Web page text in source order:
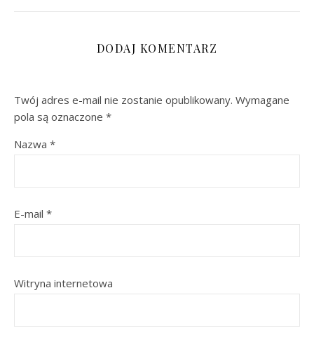
DODAJ KOMENTARZ
Twój adres e-mail nie zostanie opublikowany. Wymagane
pola są oznaczone *
Nazwa *
E-mail *
Witryna internetowa